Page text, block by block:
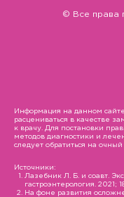
© Все права
Информация на данном
расцениваться в качестве
к врачу. Для постановки
методов диагностики и
следует обратиться на
Источники:
Лазебник Л. Б. и соавт.
гастроэнтерология. 2021;
На фоне развития